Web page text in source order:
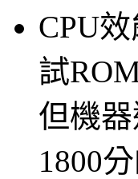
CPU
試
但機
1800